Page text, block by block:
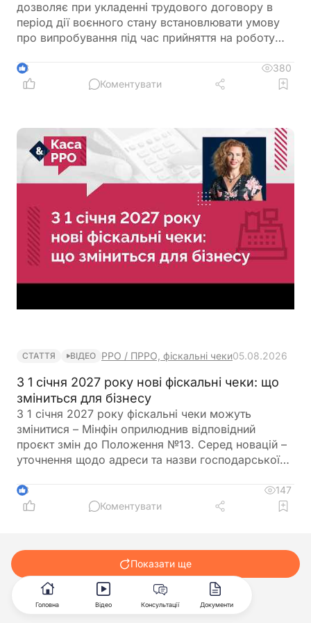
дозволяє при укладенні трудового договору в
період дії воєнного стану встановлювати умову
про випробування під час прийняття на роботу
3
380
Коментувати
СТАТТЯ ВІДЕО РРО / ПРРО, фіскальні чеки05.08.2026
З 1 січня 2027 року нові фіскальні чеки: що
зміниться для бізнесу
З 1 січня 2027 року фіскальні чеки можуть
змінитися – Мінфін оприлюднив відповідний
проєкт змін до Положення №13. Серед новацій –
уточнення щодо адреси та назви господарської
спрощення у формах оплати та важливі зміни для
інтернет-торгівлі. Поки документ ще на стадії
3
147
Коментувати
Показати ще
…
Головна Відео Консультації Документи